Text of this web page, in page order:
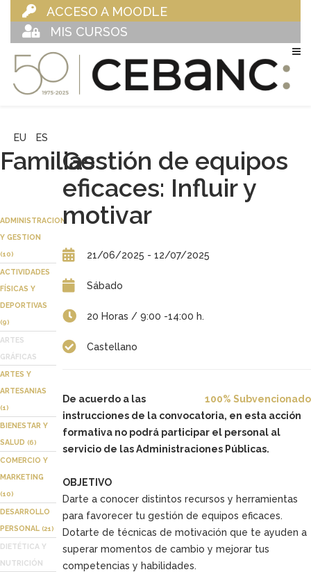
ACCESO A MOODLE
MIS CURSOS
EU ES
Familias
ADMINISTRACION
Y GESTION
(10)
ACTIVIDADES
FÍSICAS Y
DEPORTIVAS
(9)
ARTES
GRÁFICAS
ARTES Y
ARTESANIAS
(1)
BIENESTAR Y
SALUD (6)
COMERCIO Y
MARKETING
(10)
DESARROLLO
PERSONAL (21)
DIETÉTICA Y
NUTRICIÓN
Gestión de equipos
eficaces: Influir y
motivar
21/06/2025 - 12/07/2025
Sábado
20 Horas / 9:00 -14:00 h.
Castellano
100% Subvencionado
De acuerdo a las
instrucciones de la convocatoria, en esta acción
formativa no podrá participar el personal al
servicio de las Administraciones Públicas.
OBJETIVO
Darte a conocer distintos recursos y herramientas
para favorecer tu gestión de equipos eficaces.
Dotarte de técnicas de motivación que te ayuden a
superar momentos de cambio y mejorar tus
competencias y habilidades.